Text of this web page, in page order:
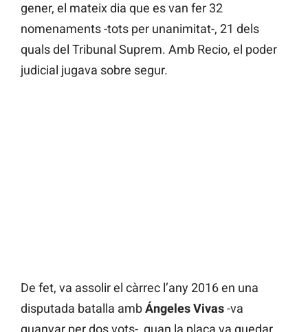
gener, el mateix dia que es van fer 32
nomenaments -tots per unanimitat-, 21 dels
quals del Tribunal Suprem. Amb Recio, el poder
judicial jugava sobre segur.
De fet, va assolir el càrrec l’any 2016 en una
disputada batalla ambÁngeles Vivas-va